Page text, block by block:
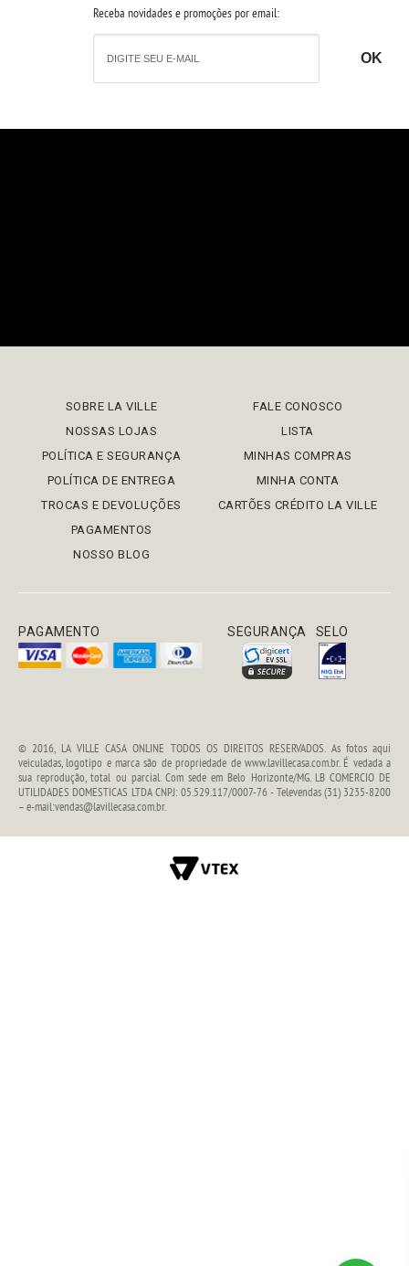
Receba novidades e promoções por email:
SOBRE LA VILLE
NOSSAS LOJAS
POLÍTICA E SEGURANÇA
POLÍTICA DE ENTREGA
TROCAS E DEVOLUÇÕES
PAGAMENTOS
NOSSO BLOG
FALE CONOSCO
LISTA
MINHAS COMPRAS
MINHA CONTA
CARTÕES CRÉDITO LA VILLE
PAGAMENTO SEGURANÇA SELO
© 2016, LA VILLE CASA ONLINE TODOS OS DIREITOS RESERVADOS. As fotos aqui
veiculadas, logotipo e marca são de propriedade de www.lavillecasa.com.br. É vedada a
sua reprodução, total ou parcial. Com sede em Belo Horizonte/MG. LB COMERCIO DE
UTILIDADES DOMESTICAS LTDA CNPJ: 05.529.117/0007-76 - Televendas (31) 3235-8200
– e-mail:vendas@lavillecasa.com.br.